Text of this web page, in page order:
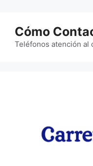
contenido
Cómo
Teléfonos atención al